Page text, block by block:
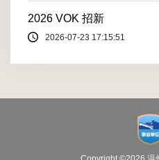
2026 VOK 招新
2026-07-23 17:15:51